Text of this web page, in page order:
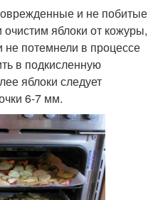
и не побитые
яблоки от кожуры,
потемнели в процессе
в подкисленную
яблоки следует
6-7 мм.